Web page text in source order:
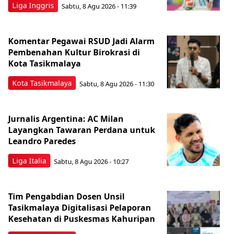
Liga Inggris Sabtu, 8 Agu 2026 - 11:39
Kota Tasikmalaya
Komentar Pegawai RSUD Jadi Alarm
Pembenahan Kultur Birokrasi di
Kota Tasikmalaya
Sabtu, 8 Agu 2026 - 11:30
Liga Italia
Jurnalis Argentina: AC Milan
Layangkan Tawaran Perdana untuk
Leandro Paredes
Sabtu, 8 Agu 2026 - 10:27
Tim Pengabdian Dosen Unsil
Tasikmalaya Digitalisasi Pelaporan
Kesehatan di Puskesmas Kahuripan